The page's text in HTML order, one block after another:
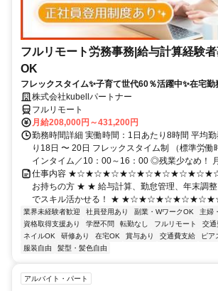
フルリモート労務事務|給与計算経験
OK
フレックスタイム✨子育て世代60％活躍中✨在宅勤
株式会社kubellパートナー
フルリモート
月給208,000円～431,200円
勤務時間詳細 実働時間：1日あたり8時間 平均
り18日 〜 20日 フレックスタイム制 （標準労
インタイム／10：00～16：00 ◎残業少なめ！
仕事内容 ★☆★☆★☆★☆★☆★☆★☆★☆★☆ ☆
お持ちの方 ★ ★ 給与計算、勤怠管理、年末調
でスキル活かせる！ ★
業界未経験者歓迎 社員登用あり 副業・WワークOK
主婦
資格取得支援あり
学歴不問 転勤なし フルリモート 交通
ネイルOK
研修あり 在宅OK 賞与あり 交通費支給 ピア
服装自由
髪型・髪色自由
アルバイト・パート